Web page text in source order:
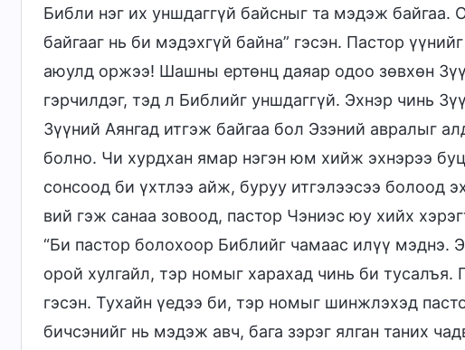
Библи нэг их уншдаггүй байсныг та мэдэж байгаа.
байгааг нь би мэдэхгүй байна” гэсэн. Пастор
аюулд оржээ! Шашны ертөнц даяар одоо зөвхөн
гэрчилдэг, тэд л Библийг уншдаггүй. Эхнэр чинь
Зүүний Аянгад итгэж байгаа бол Эзэний авралыг
болно. Чи хурдхан ямар нэгэн юм хийж эхнэрээ
сонсоод би үхтлээ айж, буруу итгэлээсээ болоод
вий гэж санаа зовоод, пастор Чэниэс юу хийх
“Би пастор болохоор Библийг чамаас илүү мэднэ.
орой хулгайл, тэр номыг харахад чинь би тусалъя.
гэсэн. Тухайн үедээ би, тэр номыг шинжлэхэд
бичсэнийг нь мэдэж авч, бага зэрэг ялган таних